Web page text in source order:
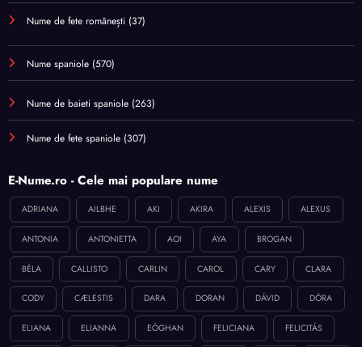
Nume de fete românești (37)
Nume spaniole (570)
Nume de baieti spaniole (263)
Nume de fete spaniole (307)
E-Nume.ro - Cele mai populare nume
ADRIANA AILBHE AKI AKIRA ALEXIS ALEXUS
ANTONIA ANTONIETTA AOI AYA BROGAN
BÉLA CALLISTO CARLIN CAROL CARY CLARA
CODY CÆLESTIS DARA DORAN DÁVID DÓRA
ELIANA ELIANNA EÓGHAN FELICIANA FELICITÁS